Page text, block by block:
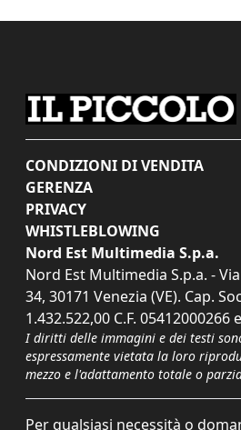
CONDIZIONI DI VENDITA
GERENZA
PRIVACY
WHISTLEBLOWING
Nord Est Multimedia S.p.a.
Nord Est Multimedia S.p.a. -
34, 30171 Venezia (VE). Cap.
1.432.522,00 C.F. 05412000266
I diritti delle immagini e dei testi
espressamente vietata la loro
mezzo e l'adattamento totale o
Per qualsiasi necessità o